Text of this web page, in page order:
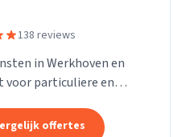
138 reviews
in Werkhoven en
voor particuliere en
offertes